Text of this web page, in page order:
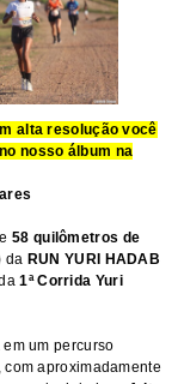
alta resolução você
nosso álbum na
58 quilômetros de
da RUN YURI HADAB
1ª Corrida Yuri
um percurso
aproximadamente